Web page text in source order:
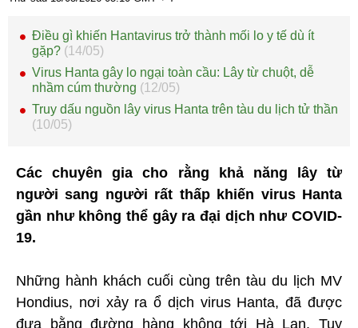
Điều gì khiến Hantavirus trở thành mối lo y tế dù ít
gặp? (14/05)
Virus Hanta gây lo ngại toàn cầu: Lây từ chuột, dễ
nhầm cúm thường (12/05)
Truy dấu nguồn lây virus Hanta trên tàu du lịch tử thần
(10/05)
Các chuyên gia cho rằng khả năng lây từ
người sang người rất thấp khiến virus Hanta
gần như không thể gây ra đại dịch như COVID-
19.
Những hành khách cuối cùng trên tàu du lịch MV
Hondius, nơi xảy ra ổ dịch virus Hanta, đã được
đưa bằng đường hàng không tới Hà Lan. Tuy